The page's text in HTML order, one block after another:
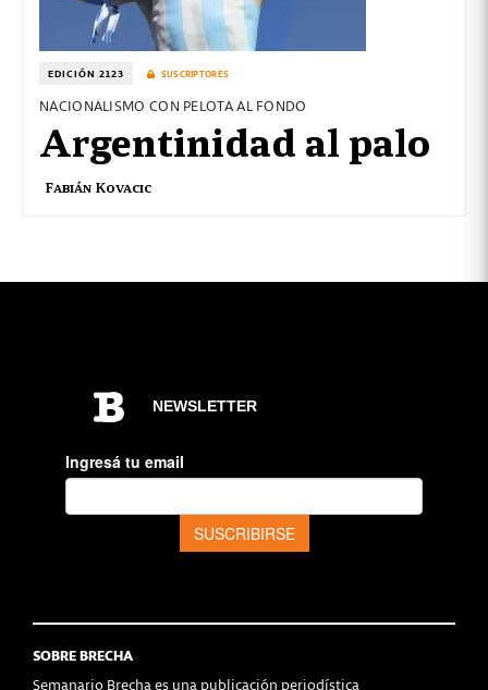
EDICIÓN 2123 SUSCRIPTORES
NACIONALISMO CON PELOTA AL FONDO
Argentinidad al palo
Fabián Kovacic
SOBRE BRECHA
Semanario Brecha es una publicación periodística